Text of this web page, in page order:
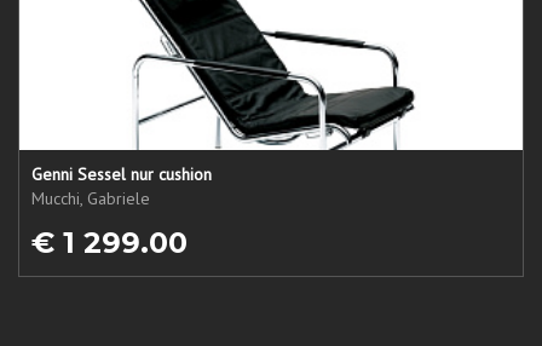
Genni Sessel nur cushion
Mucchi, Gabriele
€ 1 299.00